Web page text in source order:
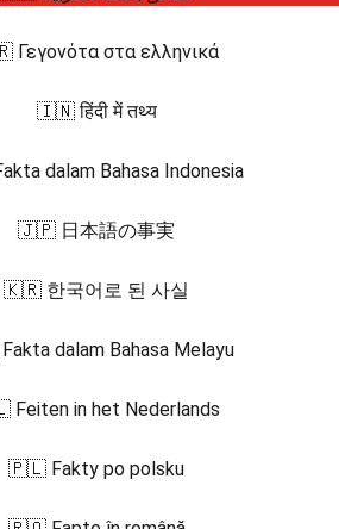
στα ελληνικά
🇮🇳 हिंदी में तथ्य
dalam Bahasa Indonesia
🇯🇵 日本語の事実
🇰🇷 한국어로 된 사실
dalam Bahasa Melayu
in het Nederlands
🇵🇱 Fakty po polsku